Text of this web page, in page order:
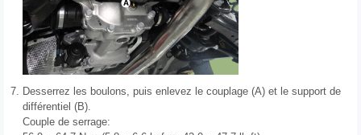
7. Desserrez les boulons, puis enlevez le couplage (A) et le support de
différentiel (B).
Couple de serrage: